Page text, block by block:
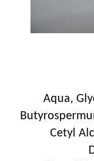
Aqua,
Cetyl